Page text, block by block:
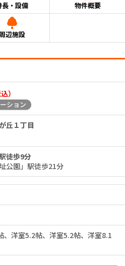
長・設備 物件概要
辺施設
）
ション
丘１丁目
徒歩9分
公園」駅徒歩21分
、洋室5.2帖、洋室5.2帖、洋室8.1